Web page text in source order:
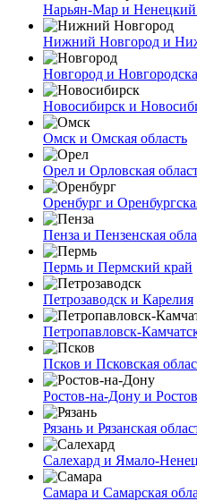
Нарьян-Мар и
Нижний Новгород и
Новгород и
Новосибирск и
Омск и Омская область
Орел и Орловская
Оренбург и
Пенза и Пензенская
Пермь и Пермский край
Петрозаводск и Карелия
Петропавловск-
Псков и Псковская
Ростов-на-Дону и
Рязань и Рязанская
Салехард и Ямало-
Самара и Самарская